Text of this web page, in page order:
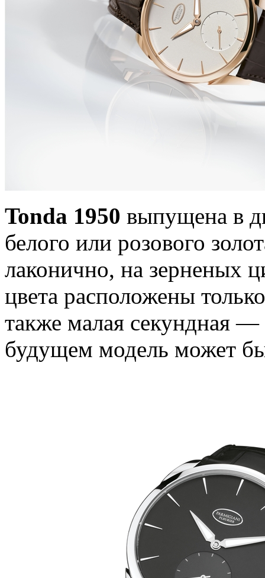
Tonda 1950 выпущена в
белого или розового
лаконично, на зерненых
цвета расположены
также малая секундная
будущем модель может